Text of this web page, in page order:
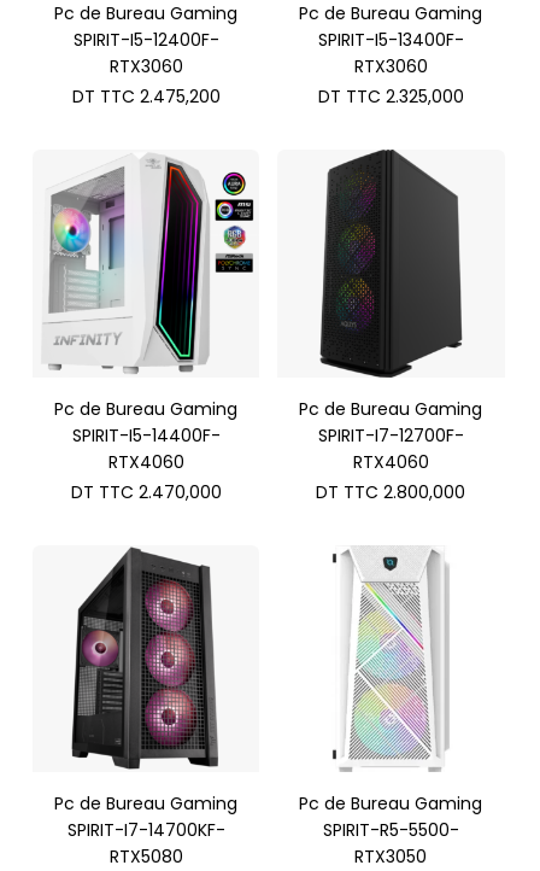
Pc de Bureau Gaming
SPIRIT-I5-12400F-
RTX3060
DT TTC 2.475,200
Pc de Bureau Gaming
SPIRIT-I5-13400F-
RTX3060
DT TTC 2.325,000
Pc de Bureau Gaming
SPIRIT-I5-14400F-
RTX4060
DT TTC 2.470,000
Pc de Bureau Gaming
SPIRIT-I7-12700F-
RTX4060
DT TTC 2.800,000
Pc de Bureau Gaming
SPIRIT-I7-14700KF-
RTX5080
Pc de Bureau Gaming
SPIRIT-R5-5500-
RTX3050